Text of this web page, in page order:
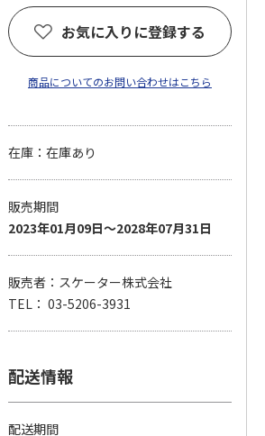
お気に入りに登録する
商品についてのお問い合わせはこちら
在庫：在庫あり
販売期間
2023年01月09日～2028年07月31日
販売者：スケーター株式会社
TEL： 03-5206-3931
配送情報
配送期間